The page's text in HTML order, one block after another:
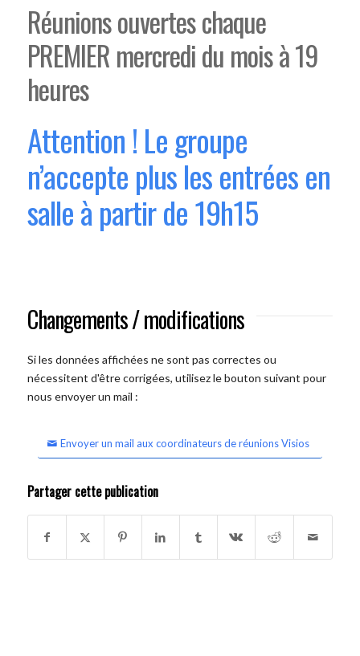
Réunions ouvertes chaque
PREMIER mercredi du mois à 19
heures
Attention ! Le groupe
n’accepte plus les entrées en
salle à partir de 19h15
Changements / modifications
Si les données affichées ne sont pas correctes ou
nécessitent d'être corrigées, utilisez le bouton suivant pour
nous envoyer un mail :
Envoyer un mail aux coordinateurs de réunions Visios
Partager cette publication